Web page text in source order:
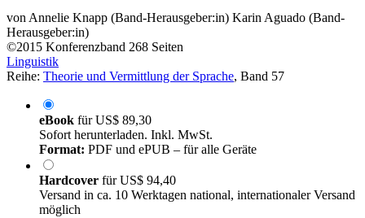
vonAnnelie Knapp (Band-Herausgeber:in) Karin Aguado (Band-
Herausgeber:in)
©2015 Konferenzband 268 Seiten
Linguistik
Reihe: Theorie und Vermittlung der Sprache, Band 57
eBook fürUS$ 89,30
Sofort herunterladen. Inkl. MwSt.
Format: PDF und ePUB – für alle Geräte
Hardcover fürUS$ 94,40
Versand in ca. 10 Werktagen national, internationaler Versand
möglich